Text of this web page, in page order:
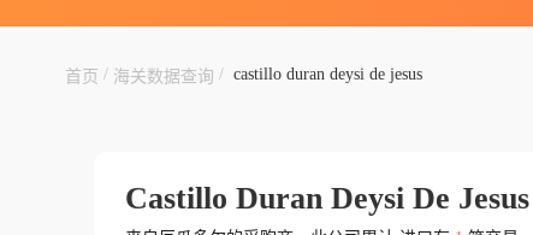
首页 / 海关数据查询 / castillo duran deysi de jesus
Castillo Duran Deysi De Jesus